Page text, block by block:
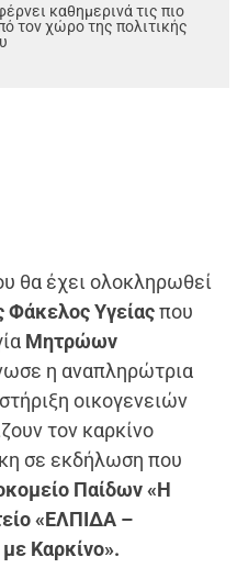
καθημερινά τις πιο
τον χώρο της πολιτικής
θα έχει ολοκληρωθεί
Φάκελος Υγείαςπου
Μητρώων
η αναπληρώτρια
οικογενειών
τον καρκίνο
σε εκδήλωση που
Παίδων «Η
«ΕΛΠΙΔΑ –
Καρκίνο».